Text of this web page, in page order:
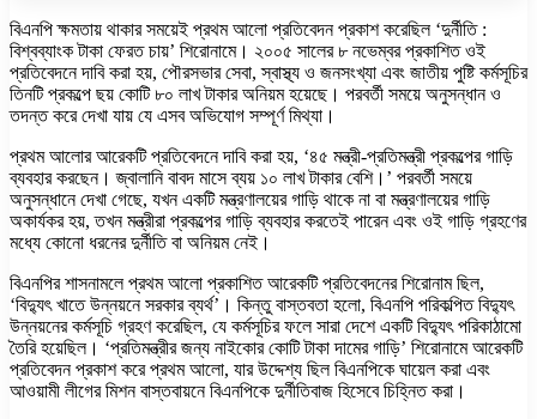
বিএনপি ক্ষমতায় থাকার সময়েই প্রথম আলো প্রতিবেদন প্রকাশ করেছিল ‘দুর্নীতি :
বিশ্বব্যাংক টাকা ফেরত চায়’ শিরোনামে। ২০০৫ সালের ৮ নভেম্বর প্রকাশিত ওই
প্রতিবেদনে দাবি করা হয়, পৌরসভার সেবা, স্বাস্থ্য ও জনসংখ্যা এবং জাতীয় পুষ্টি কর্মসূচির
তিনটি প্রকল্পে ছয় কোটি ৮০ লাখ টাকার অনিয়ম হয়েছে। পরবর্তী সময়ে অনুসন্ধান ও
তদন্ত করে দেখা যায় যে এসব অভিযোগ সম্পূর্ণ মিথ্যা।
প্রথম আলোর আরেকটি প্রতিবেদনে দাবি করা হয়, ‘৪৫ মন্ত্রী-প্রতিমন্ত্রী প্রকল্পের গাড়ি
ব্যবহার করছেন। জ্বালানি বাবদ মাসে ব্যয় ১০ লাখ টাকার বেশি।’ পরবর্তী সময়ে
অনুসন্ধানে দেখা গেছে, যখন একটি মন্ত্রণালয়ের গাড়ি থাকে না বা মন্ত্রণালয়ের গাড়ি
অকার্যকর হয়, তখন মন্ত্রীরা প্রকল্পের গাড়ি ব্যবহার করতেই পারেন এবং ওই গাড়ি গ্রহণের
মধ্যে কোনো ধরনের দুর্নীতি বা অনিয়ম নেই।
বিএনপির শাসনামলে প্রথম আলো প্রকাশিত আরেকটি প্রতিবেদনের শিরোনাম ছিল,
‘বিদ্যুৎ খাতে উন্নয়নে সরকার ব্যর্থ’। কিন্তু বাস্তবতা হলো, বিএনপি পরিকল্পিত বিদ্যুৎ
উন্নয়নের কর্মসূচি গ্রহণ করেছিল, যে কর্মসূচির ফলে সারা দেশে একটি বিদ্যুৎ পরিকাঠামো
তৈরি হয়েছিল। ‘প্রতিমন্ত্রীর জন্য নাইকোর কোটি টাকা দামের গাড়ি’ শিরোনামে আরেকটি
প্রতিবেদন প্রকাশ করে প্রথম আলো, যার উদ্দেশ্য ছিল বিএনপিকে ঘায়েল করা এবং
আওয়ামী লীগের মিশন বাস্তবায়নে বিএনপিকে দুর্নীতিবাজ হিসেবে চিহ্নিত করা।